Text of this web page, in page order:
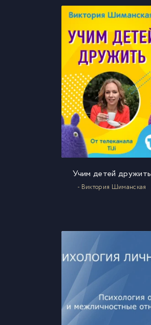
Учим детей дружить
- Виктория Шиманская